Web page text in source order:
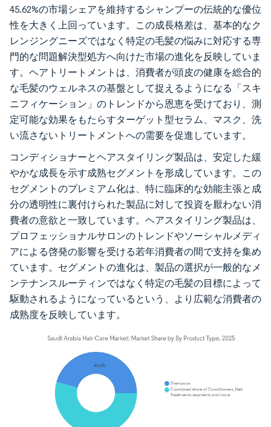
45.62%の市場シェアを維持するシャンプーの伝統的な優位
性を大きく上回っています。この成長格差は、基本的なク
レンジングニーズではなく特定の毛髪の悩みに対応する専
門的な問題解決型処方へ向けた市場の進化を反映していま
す。ヘアトリートメントは、消費者が頭皮の健康を総合的
な毛髪のウェルネスの基盤として捉えるようになる「スキ
ニフィケーション」のトレンドから恩恵を受けており、測
定可能な効果をもたらすターゲット型セラム、マスク、洗
い流さないトリートメントへの需要を促進しています。
コンディショナーとヘアスタイリング製品は、安定した緩
やかな成長を示す成熟セグメントを形成しています。この
セグメントのプレミアム化は、特に臨床的な効能主張と成
分の透明性に裏付けられた製品に対して投資を厭わない消
費者の意欲と一致しています。ヘアスタイリング製品は、
プロフェッショナルサロンのトレンドやソーシャルメディ
アによる啓発の影響を受ける若年消費者の間で支持を集め
ています。セグメントの進化は、製品の選択が一般的なメ
ンテナンスルーティンではなく特定の毛髪の目標によって
駆動されるようになっているという、より広範な消費者の
成熟度を反映しています。